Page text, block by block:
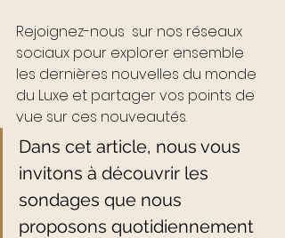
Rejoignez-nous  sur nos réseaux
sociaux pour explorer ensemble
les dernières nouvelles du monde
du Luxe et partager vos points de
vue sur ces nouveautés.
Dans cet article, nous vous
invitons à découvrir les
sondages que nous
proposons quotidiennement